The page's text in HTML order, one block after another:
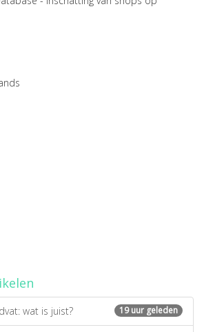
19 uur geleden
wat is juist?